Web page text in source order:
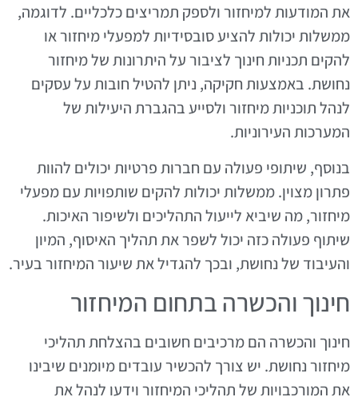
את המודעות למיחזור ולספק תמריצים כלכליים. לדוגמה,
ממשלות יכולות להציע סובסידיות למפעלי מיחזור או
להקים תכניות חינוך לציבור על היתרונות של מיחזור
נחושת. באמצעות חקיקה, ניתן להטיל חובות על עסקים
לנהל תוכניות מיחזור ולסייע בהגברת היעילות של
המערכות העירוניות.
בנוסף, שיתופי פעולה עם חברות פרטיות יכולים להוות
פתרון מצוין. ממשלות יכולות להקים שותפויות עם מפעלי
מיחזור, מה שיביא לייעול התהליכים ולשיפור האיכות.
שיתוף פעולה כזה יכול לשפר את תהליך האיסוף, המיון
והעיבוד של נחושת, ובכך להגדיל את שיעור המיחזור בעיר.
חינוך והכשרה בתחום המיחזור
חינוך והכשרה הם מרכיבים חשובים בהצלחת תהליכי
מיחזור נחושת. יש צורך להכשיר עובדים מיומנים שיבינו
את המורכבויות של תהליכי המיחזור וידעו לנהל את